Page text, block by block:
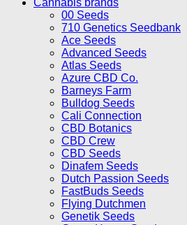
Cannabis brands
00 Seeds
710 Genetics Seedbank
Ace Seeds
Advanced Seeds
Atlas Seeds
Azure CBD Co.
Barneys Farm
Bulldog Seeds
Cali Connection
CBD Botanics
CBD Crew
CBD Seeds
Dinafem Seeds
Dutch Passion Seeds
FastBuds Seeds
Flying Dutchmen
Genetik Seeds